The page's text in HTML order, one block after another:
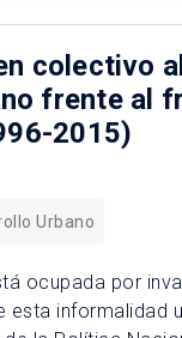
colectivo
frente al
2015)
Urbano
ocupada por
esta informalidad